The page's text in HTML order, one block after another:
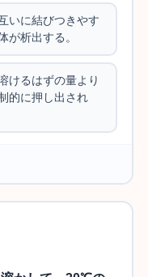
いに結びつきやす
が析出する。
けるはずの量より
的に押し出され